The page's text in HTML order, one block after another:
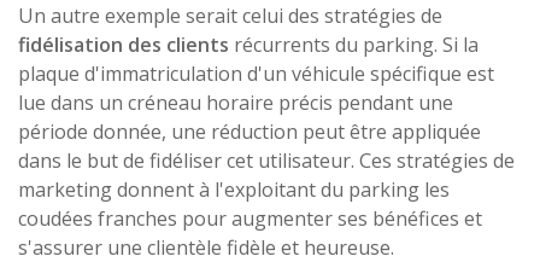
Un autre exemple serait celui des stratégies de
fidélisation des clients récurrents du parking. Si la
plaque d'immatriculation d'un véhicule spécifique est
lue dans un créneau horaire précis pendant une
période donnée, une réduction peut être appliquée
dans le but de fidéliser cet utilisateur. Ces stratégies de
marketing donnent à l'exploitant du parking les
coudées franches pour augmenter ses bénéfices et
s'assurer une clientèle fidèle et heureuse.